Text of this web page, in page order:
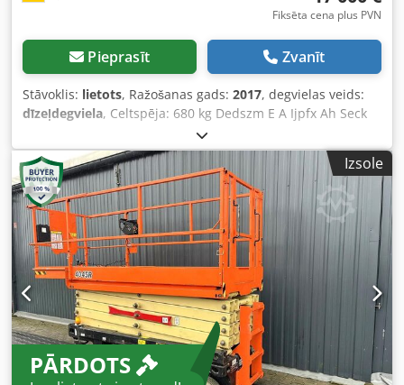
Fiksēta cena plus PVN
Pieprasīt Zvanīt
Stāvoklis: lietots, Ražošanas gads: 2017, degvielas veids:
dīzeļdegviela, Celtspēja: 680 kg Dedszm E A Ijpfx Ah Seck
Lai iegūtu vairāk informācijas, sazinieties ar Lietoto iekārtu
centru.
Izsole
PĀRDOTS